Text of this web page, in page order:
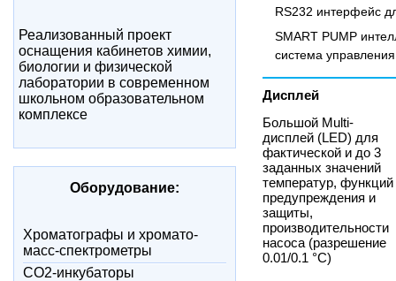
Реализованный проект
оснащения кабинетов химии,
биологии и физической
лаборатории в современном
школьном образовательном
комплексе
Оборудование:
Xроматографы и хромато-
масс-спектрометры
CO2-инкубаторы
RS232 интерфейс
SMART PUMP
система
Дисплей
Большой Multi-
дисплей (LED) для
фактической и до 3
заданных значений
температур, функций
предупреждения и
защиты,
производительности
насоса (разрешение
0.01/0.1 °C)